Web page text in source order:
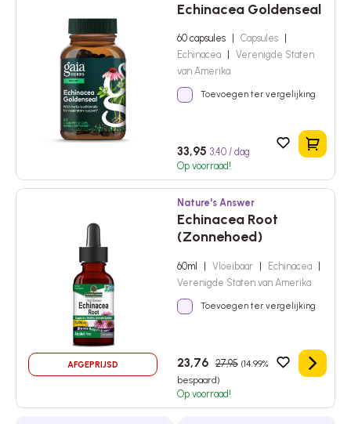
Echinacea Goldenseal
60 capsules Capsules
Echinacea
Verenigde Staten
van Amerika
Toevoegen ter vergelijking
33,95 3,40 / dag
Op voorraad!
In het
AFGEPRIJSD
Nature's Answer
Echinacea Root
(Zonnehoed)
60ml | Vloeibaar | Echinacea |
Verenigde Staten van Amerika
Toevoegen ter vergelijking
23,76 27,95 (14.99%
bespaard)
Op voorraad!
Details